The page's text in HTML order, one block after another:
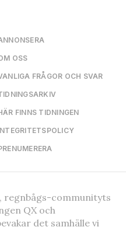
OSS
FRÅGOR OCH SVAR
FINNS TIDNINGEN
regnbågs-communityts
QX och
det samhälle vi